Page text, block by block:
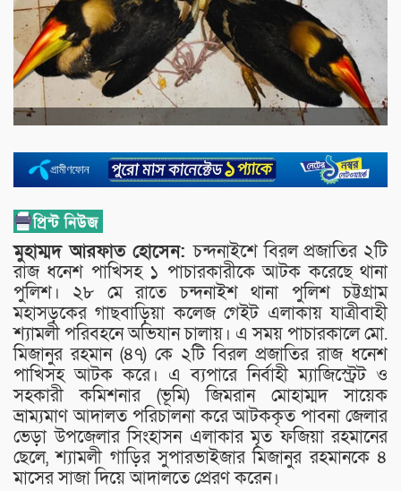
মুহাম্মদ আরফাত হোসেন:চন্দনাইশে বিরল প্রজাতির ২টি
রাজ ধনেশ পাখিসহ ১ পাচারকারীকে আটক করেছে থানা
পুলিশ। ২৮ মে রাতে চন্দনাইশ থানা পুলিশ চট্টগ্রাম
মহাসড়কের গাছবাড়িয়া কলেজ গেইট এলাকায় যাত্রীবাহী
শ্যামলী পরিবহনে অভিযান চালায়। এ সময় পাচারকালে মো.
মিজানুর রহমান (৪৭) কে ২টি বিরল প্রজাতির রাজ ধনেশ
পাখিসহ আটক করে। এ ব্যপারে নির্বাহী ম্যাজিস্ট্রেট ও
সহকারী কমিশনার (ভূমি) জিমরান মোহাম্মদ সায়েক
ভ্রাম্যমাণ আদালত পরিচালনা করে আটককৃত পাবনা জেলার
ভেড়া উপজেলার সিংহাসন এলাকার মৃত ফজিয়া রহমানের
ছেলে, শ্যামলী গাড়ির সুপারভাইজার মিজানুর রহমানকে ৪
মাসের সাজা দিয়ে আদালতে প্রেরণ করেন।